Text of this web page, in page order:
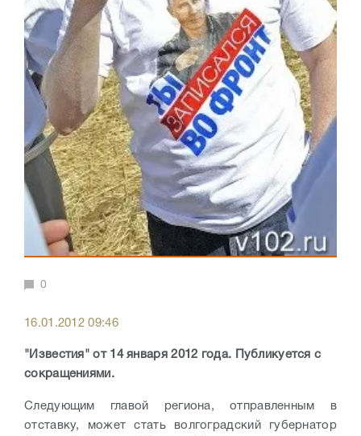
0
16.01.2012 09:46
"Известия" от 14 января 2012 года. Публикуется с
сокращениями.
Следующим главой региона, отправленным в
отставку, может стать волгоградский губернатор